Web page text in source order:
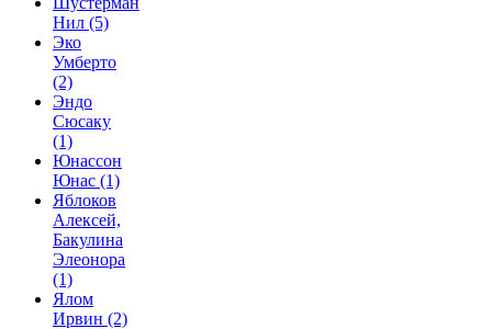
Нил (5)
Эко
Умберто
(2)
Эндо
Сюсаку
(1)
Юнассон
Юнас (1)
Яблоков
Алексей,
Бакулина
Элеонора
(1)
Ялом
Ирвин (2)